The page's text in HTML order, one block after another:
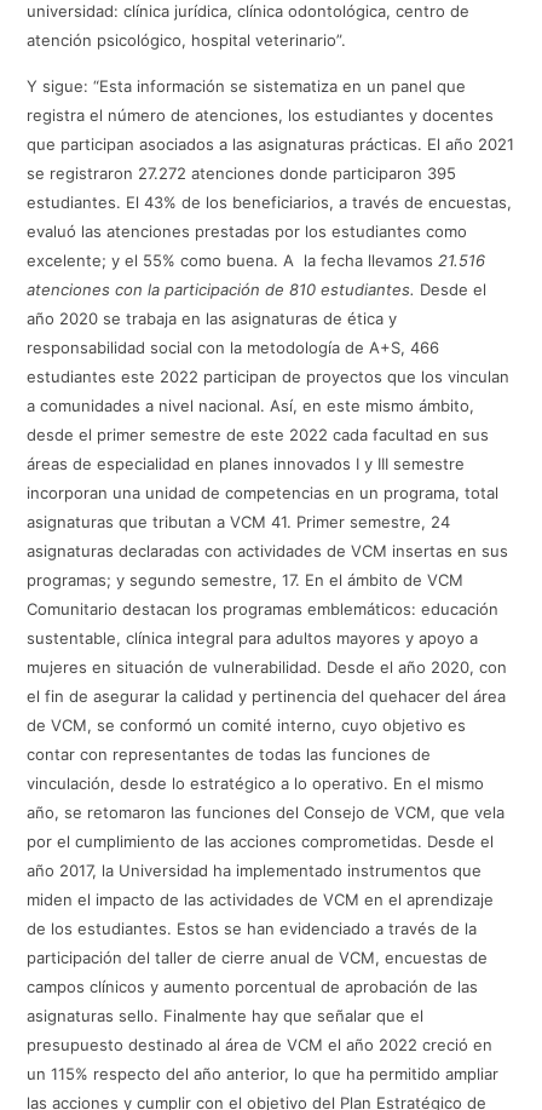
universidad: clínica jurídica, clínica odontológica, centro de
atención psicológico, hospital veterinario”.
Y sigue: “Esta información se sistematiza en un panel que
registra el número de atenciones, los estudiantes y docentes
que participan asociados a las asignaturas prácticas. El año 2021
se registraron 27.272 atenciones donde participaron 395
estudiantes. El 43% de los beneficiarios, a través de encuestas,
evaluó las atenciones prestadas por los estudiantes como
excelente; y el 55% como buena. A la fecha llevamos21.516
atenciones con la participación de 810 estudiantes. Desde el
año 2020 se trabaja en las asignaturas de ética y
responsabilidad social con la metodología de A+S, 466
estudiantes este 2022 participan de proyectos que los vinculan
a comunidades a nivel nacional. Así, en este mismo ámbito,
desde el primer semestre de este 2022 cada facultad en sus
áreas de especialidad en planes innovados I y III semestre
incorporan una unidad de competencias en un programa, total
asignaturas que tributan a VCM 41. Primer semestre, 24
asignaturas declaradas con actividades de VCM insertas en sus
programas; y segundo semestre, 17. En el ámbito de VCM
Comunitario destacan los programas emblemáticos: educación
sustentable, clínica integral para adultos mayores y apoyo a
mujeres en situación de vulnerabilidad. Desde el año 2020, con
el fin de asegurar la calidad y pertinencia del quehacer del área
de VCM, se conformó un comité interno, cuyo objetivo es
contar con representantes de todas las funciones de
vinculación, desde lo estratégico a lo operativo. En el mismo
año, se retomaron las funciones del Consejo de VCM, que vela
por el cumplimiento de las acciones comprometidas. Desde el
año 2017, la Universidad ha implementado instrumentos que
miden el impacto de las actividades de VCM en el aprendizaje
de los estudiantes. Estos se han evidenciado a través de la
participación del taller de cierre anual de VCM, encuestas de
campos clínicos y aumento porcentual de aprobación de las
asignaturas sello. Finalmente hay que señalar que el
presupuesto destinado al área de VCM el año 2022 creció en
un 115% respecto del año anterior, lo que ha permitido ampliar
las acciones y cumplir con el objetivo del Plan Estratégico de